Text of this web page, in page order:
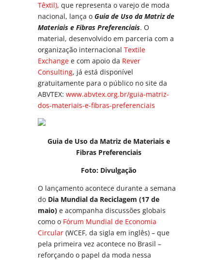
Têxtil), que representa o varejo de moda
nacional, lança oGuia de Uso da Matriz de
Materiais e Fibras Preferenciais. O
material, desenvolvido em parceria com a
organização internacionalTextile
Exchange e com apoio da Rever
Consulting, já está disponível
gratuitamente para o público no site da
ABVTEX:www.abvtex.org.br/guia-matriz-
dos-materiais-e-fibras-preferenciais
Guia de Uso da Matriz de Materiais e
Fibras Preferenciais
Foto: Divulgação
O lançamento acontece durante a semana
do Dia Mundial da Reciclagem (17 de
maio) e acompanha discussões globais
como o Fórum Mundial de Economia
Circular (WCEF, da sigla em inglês) – que
pela primeira vez acontece no Brasil –
reforçando o papel da moda nessa